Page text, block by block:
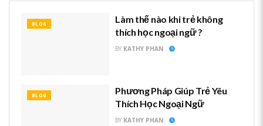
BLOG
Làm thế nào khi trẻ không
thích học ngoại ngữ ?
BY KATHY PHAN
BLOG
Phương Pháp Giúp Trẻ Yêu
Thích Học Ngoại Ngữ
BY KATHY PHAN